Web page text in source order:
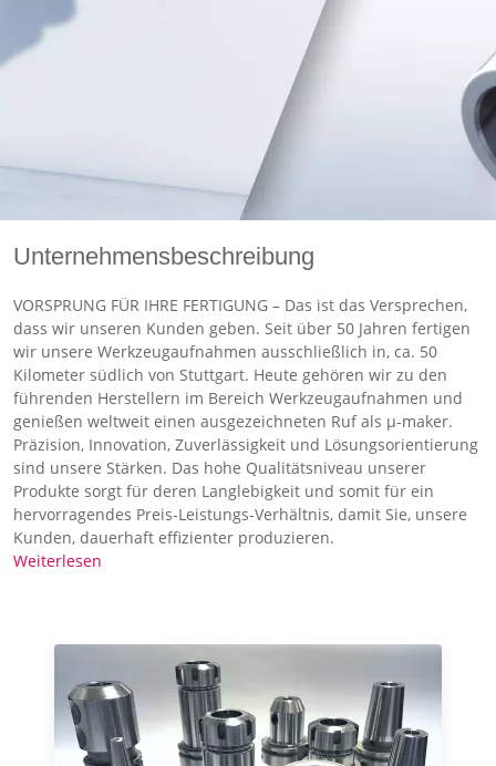
Unternehmensbeschreibung
VORSPRUNG FÜR IHRE FERTIGUNG – Das ist das Versprechen,
dass wir unseren Kunden geben. Seit über 50 Jahren fertigen
wir unsere Werkzeugaufnahmen ausschließlich in, ca. 50
Kilometer südlich von Stuttgart. Heute gehören wir zu den
führenden Herstellern im Bereich Werkzeugaufnahmen und
genießen weltweit einen ausgezeichneten Ruf als µ-maker.
Präzision, Innovation, Zuverlässigkeit und Lösungsorientierung
sind unsere Stärken. Das hohe Qualitätsniveau unserer
Produkte sorgt für deren Langlebigkeit und somit für ein
hervorragendes Preis-Leistungs-Verhältnis, damit Sie, unsere
Kunden, dauerhaft effizienter produzieren.
Weiterlesen